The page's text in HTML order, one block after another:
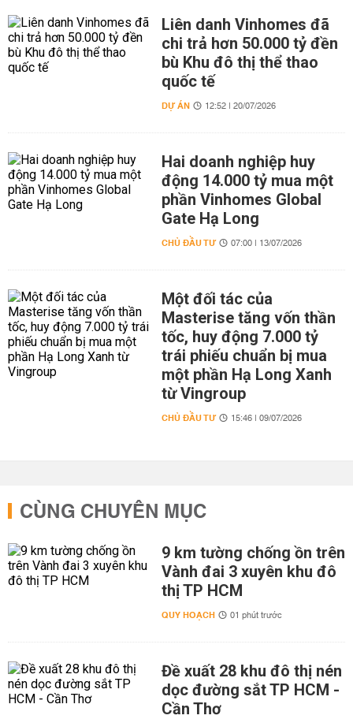
Liên danh Vinhomes đã
chi trả hơn 50.000 tỷ đền
bù Khu đô thị thể thao
quốc tế
DỰ ÁN 12:52 | 20/07/2026
Hai doanh nghiệp huy
động 14.000 tỷ mua một
phần Vinhomes Global
Gate Hạ Long
CHỦ ĐẦU TƯ 07:00 | 13/07/2026
Một đối tác của
Masterise tăng vốn thần
tốc, huy động 7.000 tỷ
trái phiếu chuẩn bị mua
một phần Hạ Long Xanh
từ Vingroup
CHỦ ĐẦU TƯ 15:46 | 09/07/2026
CÙNG CHUYÊN MỤC
9 km tường chống ồn trên
Vành đai 3 xuyên khu đô
thị TP HCM
QUY HOẠCH 01 phút trước
Đề xuất 28 khu đô thị nén
dọc đường sắt TP HCM -
Cần Thơ